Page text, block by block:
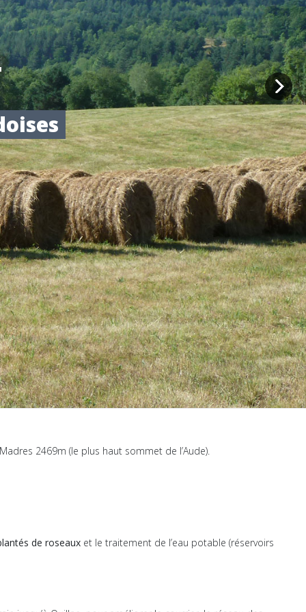
2469m (le plus haut sommet de l’Aude).
de roseaux et le traitement de l’eau potable (réservoirs